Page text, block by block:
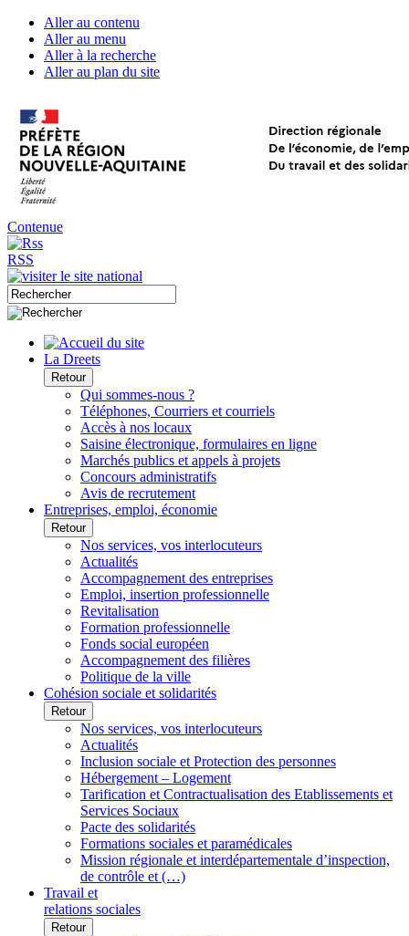
Aller au contenu
Aller au menu
Aller à la recherche
Aller au plan du site
Contenue
RSS
La Dreets
Retour
Qui sommes-nous ?
Téléphones, Courriers et courriels
Accès à nos locaux
Saisine électronique, formulaires en ligne
Marchés publics et appels à projets
Concours administratifs
Avis de recrutement
Entreprises, emploi, économie
Retour
Nos services, vos interlocuteurs
Actualités
Accompagnement des entreprises
Emploi, insertion professionnelle
Revitalisation
Formation professionnelle
Fonds social européen
Accompagnement des filières
Politique de la ville
Cohésion sociale et solidarités
Retour
Nos services, vos interlocuteurs
Actualités
Inclusion sociale et Protection des personnes
Hébergement – Logement
Tarification et Contractualisation des Etablissements et
Services Sociaux
Pacte des solidarités
Formations sociales et paramédicales
Mission régionale et interdépartementale d’inspection,
de contrôle et (…)
Travail et
relations sociales
Retour